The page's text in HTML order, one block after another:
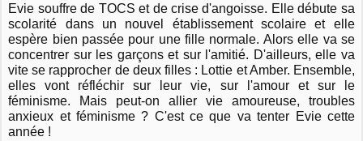
Evie souffre de TOCS et de crise d'angoisse. Elle débute sa
scolarité dans un nouvel établissement scolaire et elle
espère bien passée pour une fille normale. Alors elle va se
concentrer sur les garçons et sur l'amitié. D'ailleurs, elle va
vite se rapprocher de deux filles : Lottie et Amber. Ensemble,
elles vont réfléchir sur leur vie, sur l'amour et sur le
féminisme. Mais peut-on allier vie amoureuse, troubles
anxieux et féminisme ? C'est ce que va tenter Evie cette
année !